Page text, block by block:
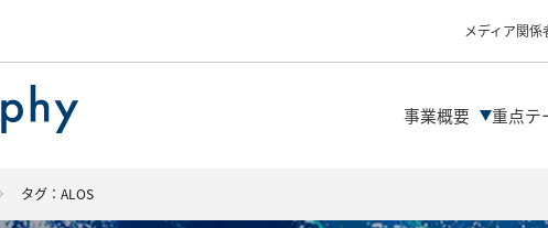
メディア関係
事業概要 重点テ
タグ：ALOS